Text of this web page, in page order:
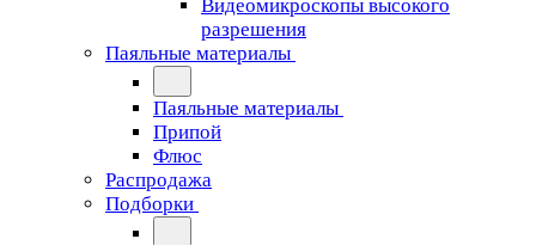
Видеомикроскопы высокого
разрешения
Паяльные материалы
Паяльные материалы
Припой
Флюс
Распродажа
Подборки